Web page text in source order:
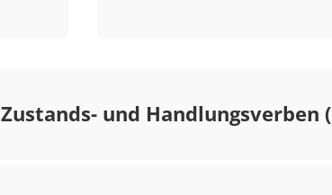
Zustands- und Handlungsverben